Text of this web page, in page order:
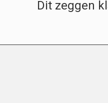
Dit zeggen